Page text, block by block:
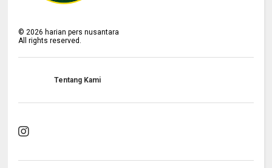
© 2026 harian pers nusantara
All rights reserved.
Tentang Kami